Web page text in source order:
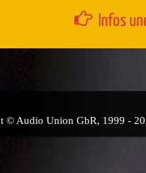
Infos
© Audio Union GbR, 1999 -